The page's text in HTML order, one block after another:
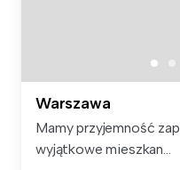
Warszawa
Mamy przyjemność
wyjątkowe mieszkan...